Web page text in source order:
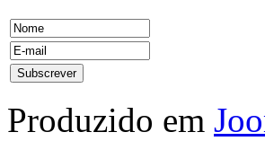
Produzido em